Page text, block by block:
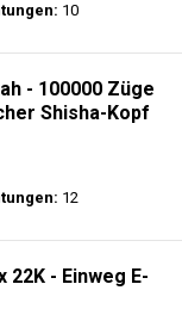
10
- 100000 Züge
Shisha-Kopf
12
22K - Einweg E-